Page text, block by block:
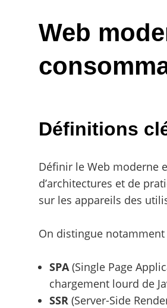
Web
Définitions
Définir le Web moderne
d’architectures et de
sur les appareils des
On distingue
SPA(Single Page
chargement lourd de
SSR (Server-Side